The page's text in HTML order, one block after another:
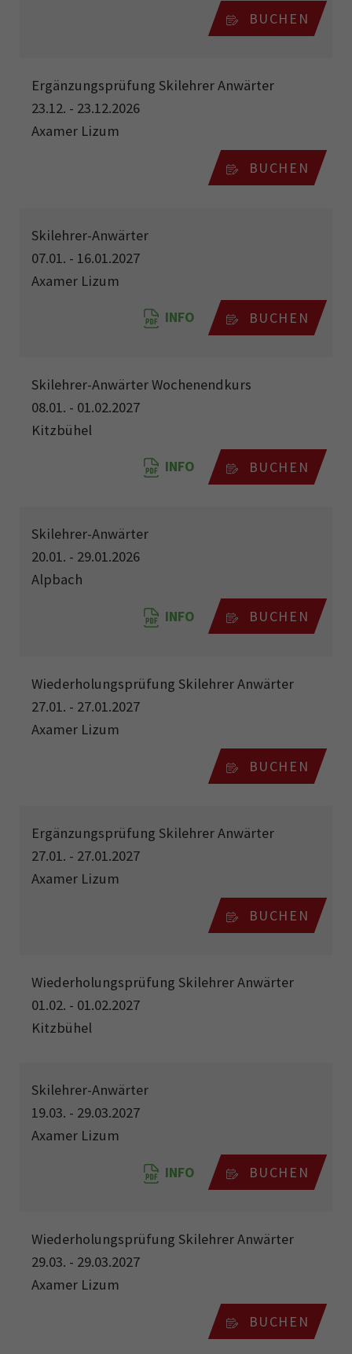
BUCHEN
Ergänzungsprüfung Skilehrer Anwärter
23.12. - 23.12.2026
Axamer Lizum
BUCHEN
Skilehrer-Anwärter
07.01. - 16.01.2027
Axamer Lizum
INFO BUCHEN
Skilehrer-Anwärter Wochenendkurs
08.01. - 01.02.2027
Kitzbühel
INFO BUCHEN
Skilehrer-Anwärter
20.01. - 29.01.2026
Alpbach
INFO BUCHEN
Wiederholungsprüfung Skilehrer Anwärter
27.01. - 27.01.2027
Axamer Lizum
BUCHEN
Ergänzungsprüfung Skilehrer Anwärter
27.01. - 27.01.2027
Axamer Lizum
BUCHEN
Wiederholungsprüfung Skilehrer Anwärter
01.02. - 01.02.2027
Kitzbühel
Skilehrer-Anwärter
19.03. - 29.03.2027
Axamer Lizum
INFO BUCHEN
Wiederholungsprüfung Skilehrer Anwärter
29.03. - 29.03.2027
Axamer Lizum
BUCHEN